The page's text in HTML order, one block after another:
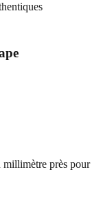
millimètre près pour